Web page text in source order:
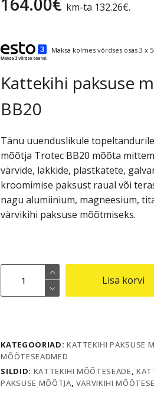
km-ta 132.26€.
Maksa kolmes võrdses osas 3 x
Kattekihi paksuse
BB20
Tänu uuenduslikule
mõõtja Trotec BB20 mõõta
värvide, lakkide, plastkatete,
kroomimise paksust raual või
nagu alumiinium, magneesium,
värvikihi paksuse mõõtmiseks.
paksuse
mõõtja
kogus
Lisa korvi
KATEGOORIAD: KATTEKIHI PAKSUSE
MÕÕTESEADMED
SILDID: KATTEKIHI MÕÕTESEADE,
PAKSUSE MÕÕTJA, VÄRVIKIHI